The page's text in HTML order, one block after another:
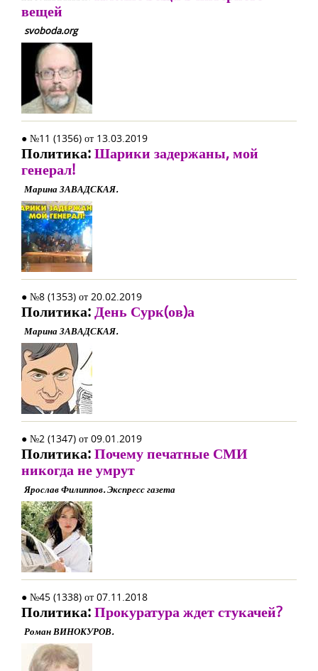
вещей
svoboda.org
● №11 (1356) от 13.03.2019
Политика:Шарики задержаны, мой
генерал!
Марина ЗАВАДСКАЯ.
● №8 (1353) от 20.02.2019
Политика:День Сурк(ов)а
Марина ЗАВАДСКАЯ.
● №2 (1347) от 09.01.2019
Политика:Почему печатные СМИ
никогда не умрут
Ярослав Филиппов. Экспресс газета
● №45 (1338) от 07.11.2018
Политика:Прокуратура ждет стукачей?
Роман ВИНОКУРОВ.